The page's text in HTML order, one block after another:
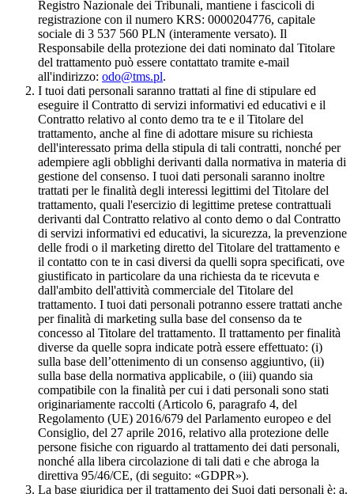
Registro Nazionale dei Tribunali, mantiene i fascicoli di
registrazione con il numero KRS: 0000204776, capitale
sociale di 3 537 560 PLN (interamente versato). Il
Responsabile della protezione dei dati nominato dal Titolare
del trattamento può essere contattato tramite e-mail
all'indirizzo: odo@tms.pl.
I tuoi dati personali saranno trattati al fine di stipulare ed
eseguire il Contratto di servizi informativi ed educativi e il
Contratto relativo al conto demo tra te e il Titolare del
trattamento, anche al fine di adottare misure su richiesta
dell'interessato prima della stipula di tali contratti, nonché per
adempiere agli obblighi derivanti dalla normativa in materia di
gestione del consenso. I tuoi dati personali saranno inoltre
trattati per le finalità degli interessi legittimi del Titolare del
trattamento, quali l'esercizio di legittime pretese contrattuali
derivanti dal Contratto relativo al conto demo o dal Contratto
di servizi informativi ed educativi, la sicurezza, la prevenzione
delle frodi o il marketing diretto del Titolare del trattamento e
il contatto con te in casi diversi da quelli sopra specificati, ove
giustificato in particolare da una richiesta da te ricevuta e
dall'ambito dell'attività commerciale del Titolare del
trattamento. I tuoi dati personali potranno essere trattati anche
per finalità di marketing sulla base del consenso da te
concesso al Titolare del trattamento. Il trattamento per finalità
diverse da quelle sopra indicate potrà essere effettuato: (i)
sulla base dell’ottenimento di un consenso aggiuntivo, (ii)
sulla base della normativa applicabile, o (iii) quando sia
compatibile con la finalità per cui i dati personali sono stati
originariamente raccolti (Articolo 6, paragrafo 4, del
Regolamento (UE) 2016/679 del Parlamento europeo e del
Consiglio, del 27 aprile 2016, relativo alla protezione delle
persone fisiche con riguardo al trattamento dei dati personali,
nonché alla libera circolazione di tali dati e che abroga la
direttiva 95/46/CE, (di seguito: «GDPR»).
La base giuridica per il trattamento dei Suoi dati personali è: a.